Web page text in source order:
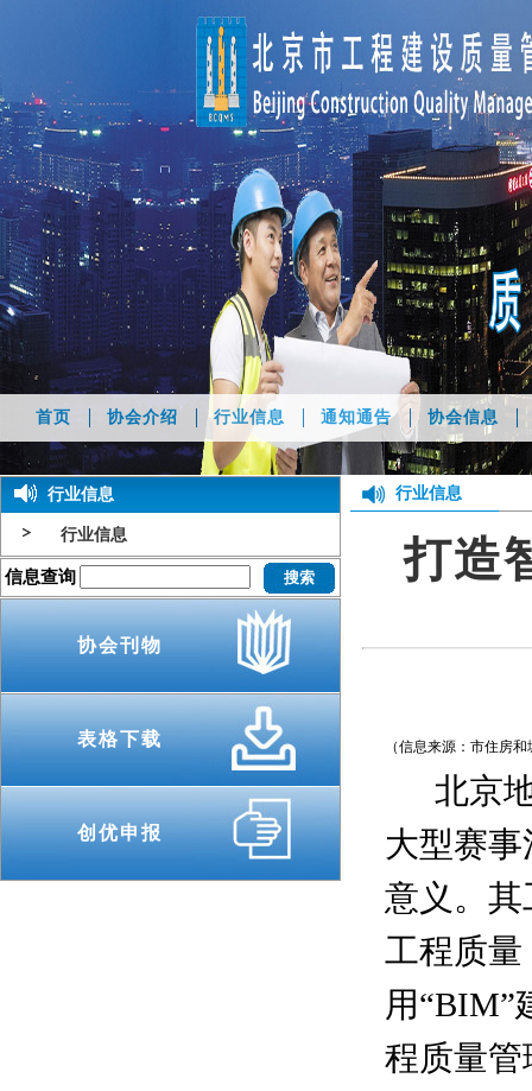
首页 协会介绍 行业信息 通知通告 协会信息
行业信息
行业信息
信息查询
协会刊物
表格下载
创优申报
行业信息
打造
（信息来源：市住房
北京地
大型赛
意义。
工程质
用“BIM”
程质量